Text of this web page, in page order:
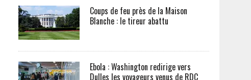
Coups de feu près de la Maison
Blanche : le tireur abattu
Ebola : Washington redirige vers
Dulles les voyageurs venus de RDC